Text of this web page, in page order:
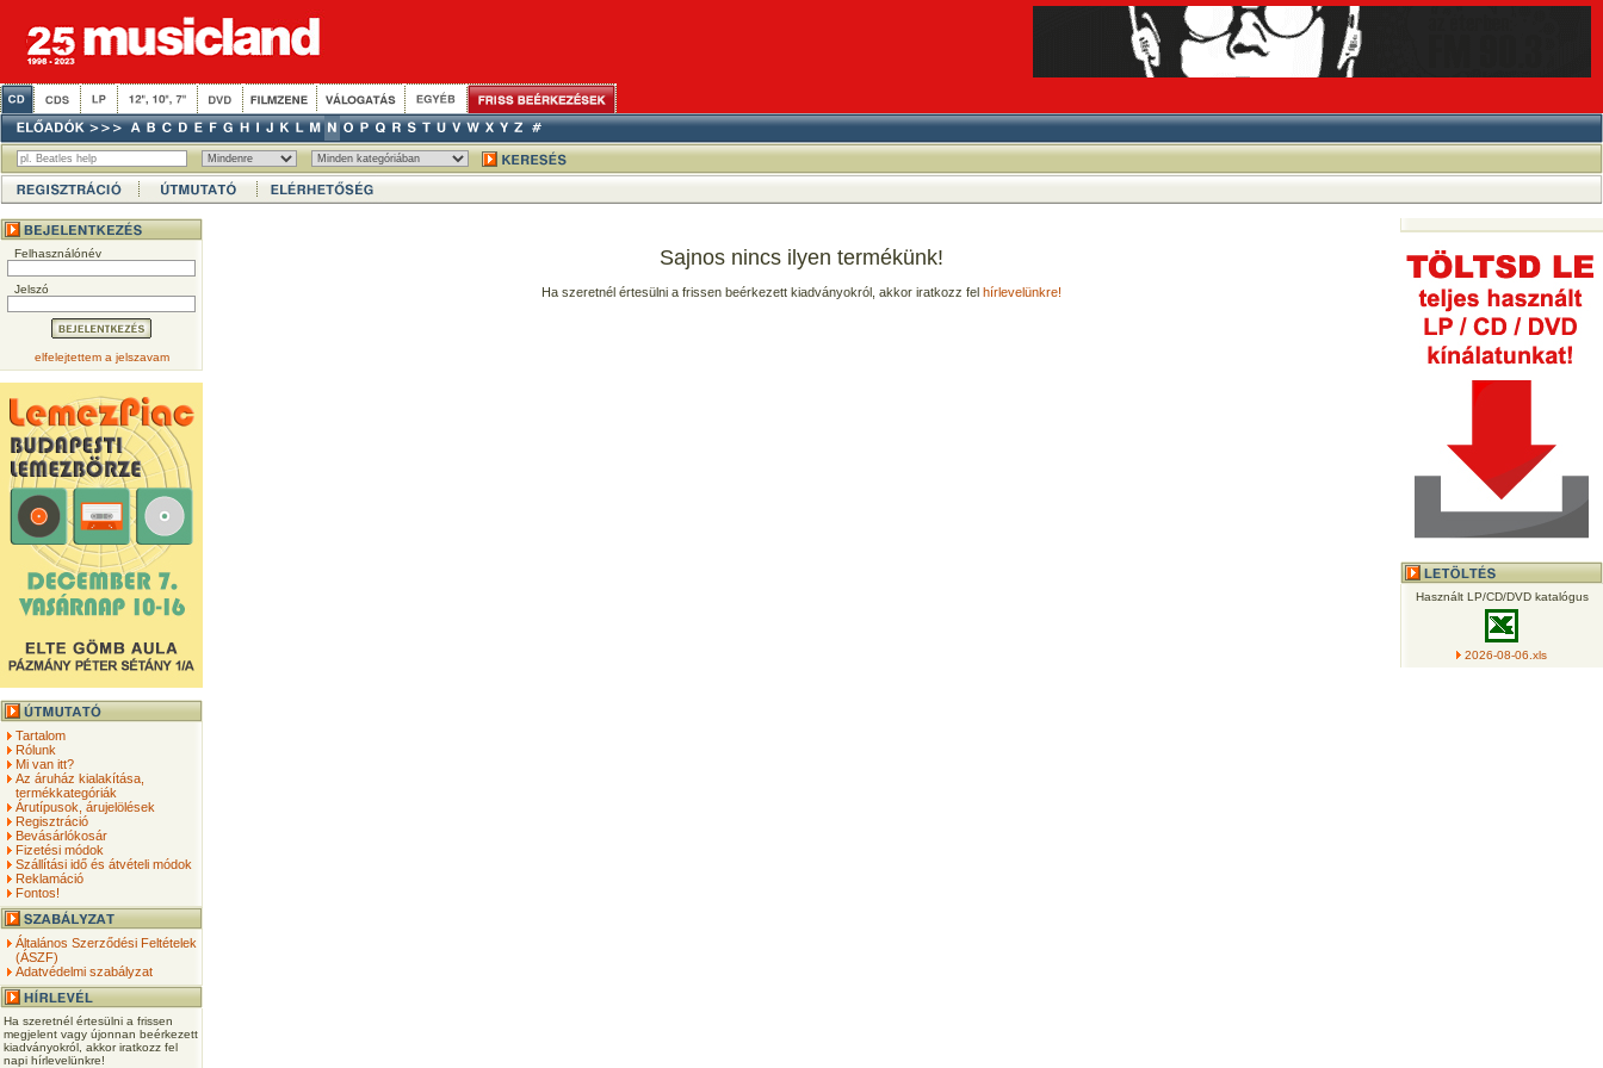
Felhasználónév
Jelszó
elfelejtettem a jelszavam
Tartalom
Rólunk
Mi van itt?
Az áruház kialakítása,
termékkategóriák
Árutípusok, árujelölések
Regisztráció
Bevásárlókosár
Fizetési módok
Szállítási idő és átvételi módok
Reklamáció
Fontos!
Általános Szerződési Feltételek
(ÁSZF)
Adatvédelmi szabályzat
Ha szeretnél értesülni a frissen
megjelent vagy újonnan beérkezett
kiadványokról, akkor iratkozz fel
napi hírlevelünkre!
Sajnos nincs ilyen termékünk!
Ha szeretnél értesülni a frissen beérkezett kiadványokról, akkor iratkozz fel hírlevelünkre!
Használt LP/CD/DVD katalógus
2026-08-06.xls